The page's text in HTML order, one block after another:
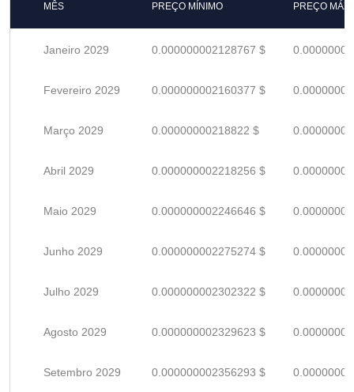
MÊS PREÇO MÍNIMO PREÇO
Janeiro 2029 0.000000002128767 $
Fevereiro 2029 0.000000002160377 $
Março 2029 0.00000000218822 $
Abril 2029 0.000000002218256 $
Maio 2029 0.000000002246646 $
Junho 2029 0.000000002275274 $
Julho 2029 0.000000002302322 $
Agosto 2029 0.000000002329623 $
Setembro 2029 0.000000002356293 $